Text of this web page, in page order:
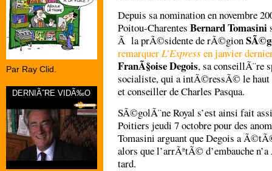
Par Ray Clid.
DERNIÃˆRE VIDÃ‰O
Depuis sa nomination en novembre
Poitou-Charentes Bernard Tomasini
Ã la prÃ©sidente de rÃ©gion
remarquerL’Express en janvier dernier
FranÃ§oise Degois, sa conseillÃ¨re
socialiste, qui a intÃ©ressÃ© le
et conseiller de Charles Pasqua.
SÃ©golÃ¨ne Royal s’est ainsi fait
Poitiers jeudi 7 octobre pour des
Tomasini arguant que Degois a
alors que l’arrÃªtÃ© d’embauche
tard.